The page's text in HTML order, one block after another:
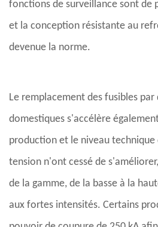
fonctions de surveillance sont de
et la conception résistante au
devenue la norme.
Le remplacement des fusibles par
domestiques s'accélère
production et le niveau technique
tension n'ont cessé de
de la gamme, de la basse à la
aux fortes intensités. Certains